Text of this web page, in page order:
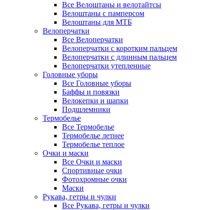
Все Велоштаны и велотайтсы
Велоштаны с памперсом
Велоштаны для МТБ
Велоперчатки
Все Велоперчатки
Велоперчатки с коротким пальцем
Велоперчатки с длинным пальцем
Велоперчатки утепленные
Головные уборы
Все Головные уборы
Баффы и повязки
Велокепки и шапки
Подшлемники
Термобелье
Все Термобелье
Термобелье летнее
Термобелье теплое
Очки и маски
Все Очки и маски
Спортивные очки
Фотохромные очки
Маски
Рукава, гетры и чулки
Все Рукава, гетры и чулки